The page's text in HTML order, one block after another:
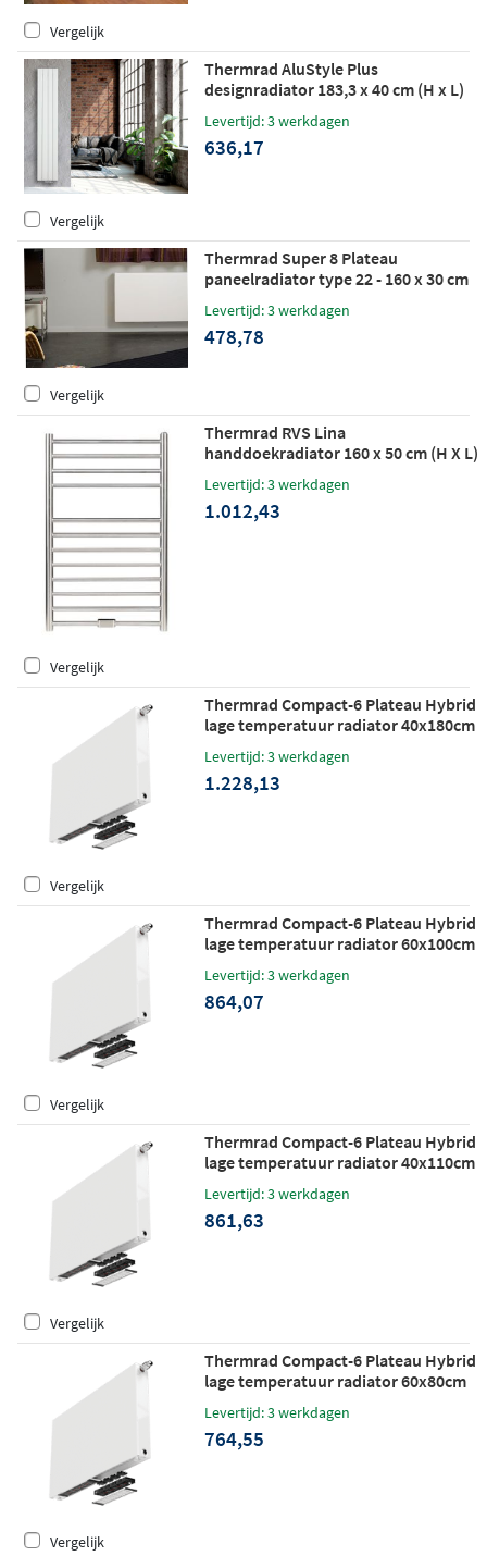
Vergelijk
Thermrad AluStyle Plus
designradiator 183,3 x 40 cm (H x L)
Levertijd: 3 werkdagen
636,17
Vergelijk
Thermrad Super 8 Plateau
paneelradiator type 22 - 160 x 30 cm
(L x H)
Levertijd: 3 werkdagen
478,78
Vergelijk
Thermrad RVS Lina
handdoekradiator 160 x 50 cm (H X L)
hoogglans RVS (glans)
Levertijd: 3 werkdagen
1.012,43
Vergelijk
Thermrad Compact-6 Plateau Hybrid
lage temperatuur radiator 40x180cm
Levertijd: 3 werkdagen
1.228,13
Vergelijk
Thermrad Compact-6 Plateau Hybrid
lage temperatuur radiator 60x100cm
Levertijd: 3 werkdagen
864,07
Vergelijk
Thermrad Compact-6 Plateau Hybrid
lage temperatuur radiator 40x110cm
Levertijd: 3 werkdagen
861,63
Vergelijk
Thermrad Compact-6 Plateau Hybrid
lage temperatuur radiator 60x80cm
Levertijd: 3 werkdagen
764,55
Vergelijk